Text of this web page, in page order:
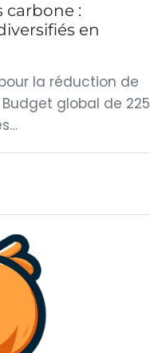
carbone :
en
pour la réduction de
global de 225